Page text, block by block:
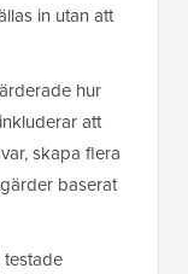
in utan att
hur
att
skapa flera
baserat
testade